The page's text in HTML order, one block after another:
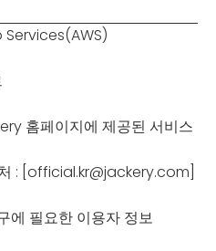
홈페이지에 제공된 서비스
: [official.kr@jackery.com]
에 필요한 이용자 정보